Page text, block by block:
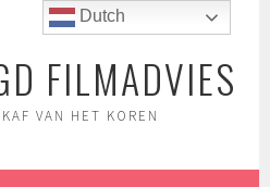
FILMADVIES
VAN HET KOREN
Dutch